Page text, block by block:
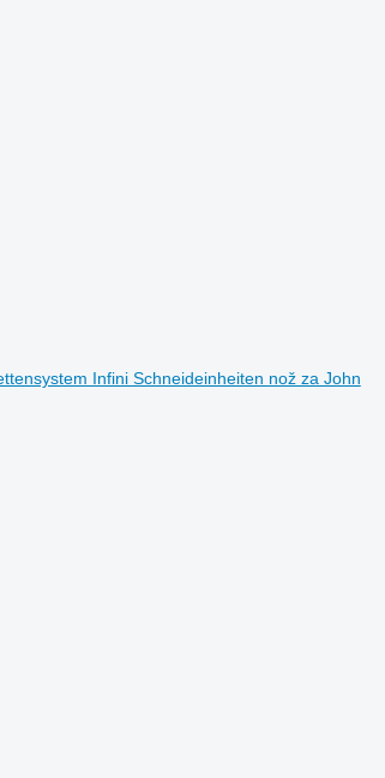
Infini Schneideinheiten nož za John